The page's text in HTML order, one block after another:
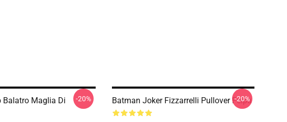
Balatro Maglia Di
-20% Batman Joker Fizzarrelli Pullover Felpa
-20%